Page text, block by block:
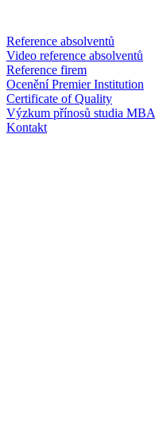
Reference absolventů
Video reference absolventů
Reference firem
Ocenění Premier Institution
Certificate of Quality
Výzkum přínosů studia MBA
Kontakt